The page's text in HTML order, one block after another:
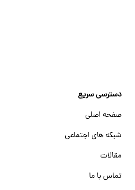
دسترسی سریع
صفحه اصلی
شبکه های اجتماعی
مقالات
تماس با ما